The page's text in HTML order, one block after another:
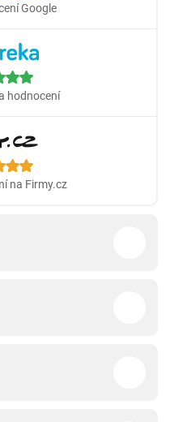
Google
hodnocení
na Firmy.cz